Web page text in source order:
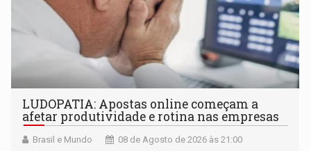
LUDOPATIA: Apostas online começam a
afetar produtividade e rotina nas empresas
Brasil e Mundo 08 de Agosto de 2026 às 21:00